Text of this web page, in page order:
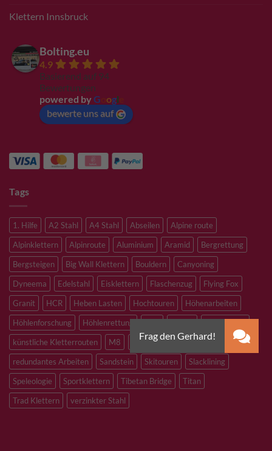
Klettern Innsbruck
Bolting.eu
4.9
Basierend auf 94
Bewertungen
powered by G ogl
bewerte uns auf
Tags
1. Hilfe A2 Stahl A4 Stahl Abseilen
Alpine route
Alpinklettern
Alpinroute Aluminium Aramid
Bergrettung
Bergsteigen
Big Wall Klettern Bouldern
Canyoning
Dyneema
Edelstahl Eisklettern Flaschenzug
Flying Fox
Granit
HCR Heben Lasten Hochtouren
Höhenarbeiten
Höhlenforschung
Höhlenrettung
künstliche Kletterrouten
M8 M10 M12 Notfall
PLX
redundantes Arbeiten
Sandstein Skitouren
Slacklining
Speleologie
Sportklettern Tibetan Bridge
Titan
Trad Klettern
verzinkter Stahl